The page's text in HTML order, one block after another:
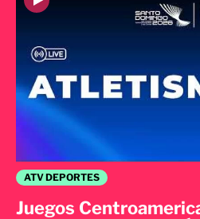
ATV DEPORTES
Juegos